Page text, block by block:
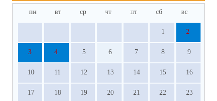
пн вт ср чт пт сб вс
1 2
3 4 5 6 7 8 9
10 11 12 13 14 15 16
17 18 19 20 21 22 23